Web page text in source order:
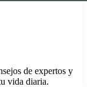
de expertos y
vida diaria.